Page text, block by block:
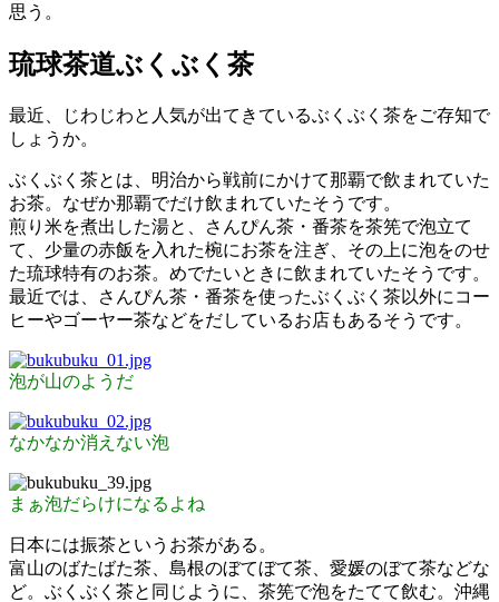
思う。
琉球茶道ぶくぶく茶
最近、じわじわと人気が出てきているぶくぶく茶をご存知で
しょうか。
ぶくぶく茶とは、明治から戦前にかけて那覇で飲まれていた
お茶。なぜか那覇でだけ飲まれていたそうです。
煎り米を煮出した湯と、さんぴん茶・番茶を茶筅で泡立て
て、少量の赤飯を入れた椀にお茶を注ぎ、その上に泡をのせ
た琉球特有のお茶。めでたいときに飲まれていたそうです。
最近では、さんぴん茶・番茶を使ったぶくぶく茶以外にコー
ヒーやゴーヤー茶などをだしているお店もあるそうです。
泡が山のようだ
なかなか消えない泡
まぁ泡だらけになるよね
日本には振茶というお茶がある。
富山のばたばた茶、島根のぼてぼて茶、愛媛のぼて茶などな
ど。ぶくぶく茶と同じように、茶筅で泡をたてて飲む。沖縄